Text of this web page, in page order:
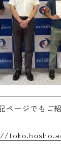
ージでもご